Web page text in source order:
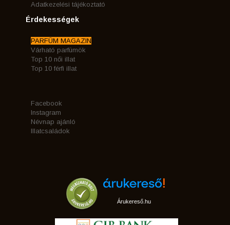
Adatkezelési tájékoztató
Érdekességek
PARFÜM MAGAZIN
Várható parfümök
Top 10 női illat
Top 10 férfi illat
Facebook
Instagram
Névnap ajánló
Illatcsaládok
Árukereső.hu